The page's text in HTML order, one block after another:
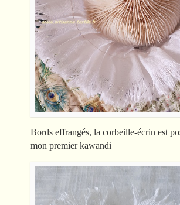
Bords effrangés, la corbeille-écrin est
mon premier kawandi